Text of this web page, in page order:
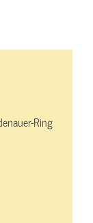
Ring